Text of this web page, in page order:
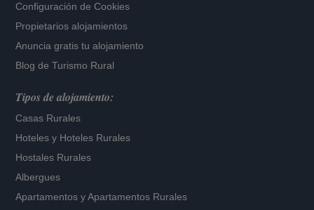
Configuración de Cookies
Propietarios alojamientos
Anuncia gratis tu alojamiento
Blog de Turismo Rural
Tipos de alojamiento:
Casas Rurales
Hoteles y Hoteles Rurales
Hostales Rurales
Albergues
Apartamentos yApartamentos Rurales